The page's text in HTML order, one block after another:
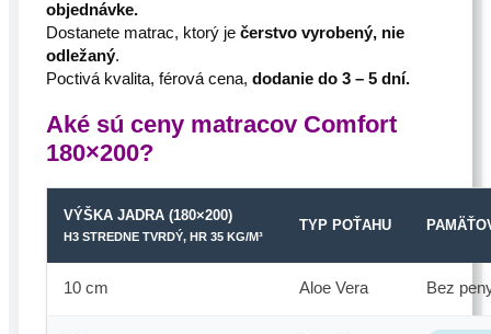
objednávke.
Dostanete matrac, ktorý je čerstvo vyrobený, nie
odležaný.
Poctivá kvalita, férová cena, dodanie do 3 – 5 dní.
Aké sú ceny matracov Comfort
180×200?
VÝŠKA JADRA (180×200)
H3 STREDNE TVRDÝ, HR 35 KG/M³
TYP POŤAHU
10 cm Aloe Vera Bez